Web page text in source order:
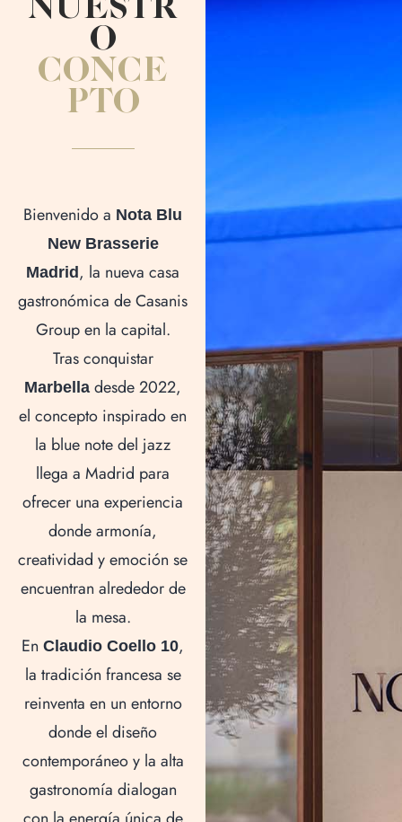
O
CONCE
PTO
Bienvenido a
Nota Blu
New Brasserie
Madrid
, la nueva casa
gastronómica de Casanis
Group en la capital.
Tras conquistar
Marbella
desde 2022,
el concepto inspirado en
la blue note del jazz
llega a Madrid para
ofrecer una experiencia
donde armonía,
creatividad y emoción se
encuentran alrededor de
la mesa.
En
Claudio Coello 10
la tradición francesa se
reinventa en un entorno
donde el diseño
contemporáneo y la alta
gastronomía dialogan
con la energía única de